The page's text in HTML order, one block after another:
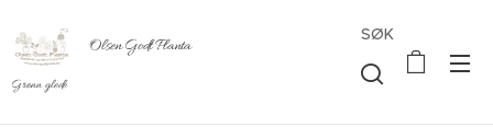
Olsen Godt Planta
Grønn glede
SØK